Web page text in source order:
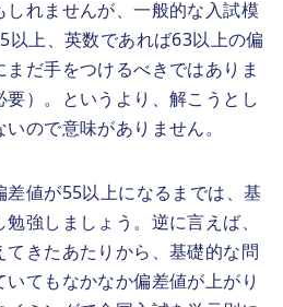
れませんが、一般的な入試模
以上、英数であれば63以上の偏
だ手をつけるべきではありま
）。というより、解こうとし
ので意味がありません。
値が55以上になるまでは、基
強しましょう。逆に言えば、
きたあたりから、基礎的な問
てもなかなか偏差値が上がり